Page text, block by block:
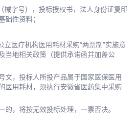
械字号），投标授权书，法人身份证复印
础性资料；
医疗机构医用耗材采购“两票制”实施意
当地相关政策（提供承诺函并加盖公
文，投标人所投产品属于国家医保医用
医用耗材，须执行安徽省医药集中采购
的，将按无效投标处理，一票否决。